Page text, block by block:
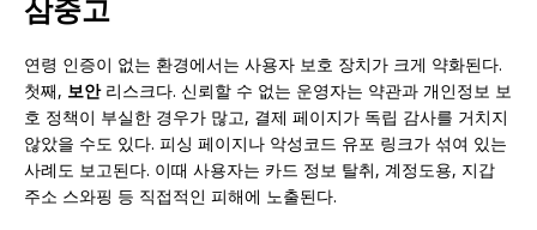
삼중고
연령 인증이 없는 환경에서는 사용자 보호 장치가 크게 약화된다.
첫째, 보안리스크다. 신뢰할 수 없는 운영자는 약관과 개인정보 보
호 정책이 부실한 경우가 많고, 결제 페이지가 독립 감사를 거치지
않았을 수도 있다. 피싱 페이지나 악성코드 유포 링크가 섞여 있는
사례도 보고된다. 이때 사용자는 카드 정보 탈취, 계정도용, 지갑
주소 스와핑 등 직접적인 피해에 노출된다.